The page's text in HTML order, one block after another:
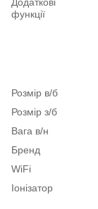
функції
Розмір в/б
Розмір з/б
Вага в/н
Бренд
WiFi
Іонізатор